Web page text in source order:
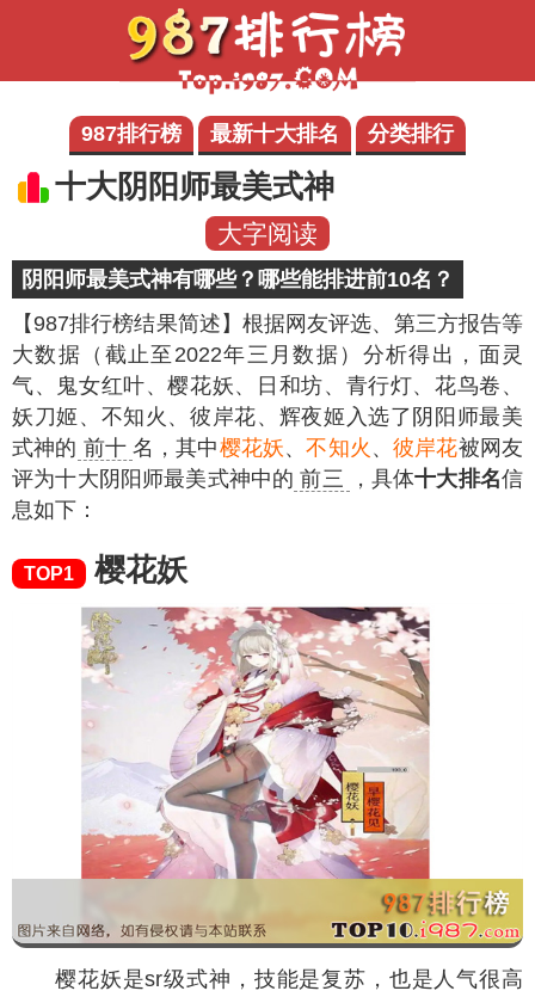
987排行榜 最新十大排名 分类排行
十大阴阳师最美式神
大字阅读
阴阳师最美式神有哪些？哪些能排进前10名？
【987排行榜结果简述】 根据网友评选、第三方报告等
大数据（截止至2022年三月数据）分析得出，面灵
气、鬼女红叶、樱花妖、日和坊、青行灯、花鸟卷、
妖刀姬、不知火、彼岸花、辉夜姬入选了阴阳师最美
式神的 前十 名，其中樱花妖、不知火 、彼岸花被网友
评为十大阴阳师最美式神中的 前三 ，具体十大排名信
息如下：
TOP1 樱花妖
樱花妖是sr级式神，技能是复苏，也是人气很高